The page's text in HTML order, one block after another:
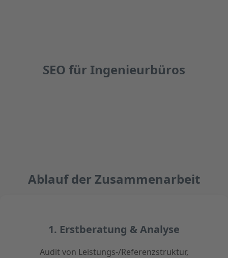
SEO für Ingenieurbüros
Ablauf der Zusammenarbeit
1. Erstberatung & Analyse
Audit von Leistungs-/Referenzstruktur,